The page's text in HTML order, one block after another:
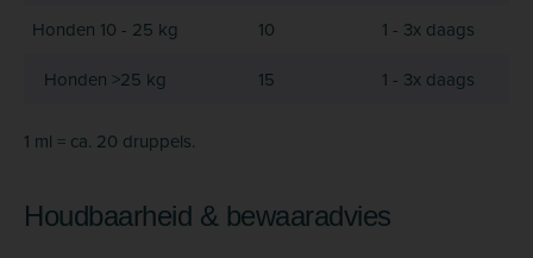
Honden 10 - 25 kg 10
1 - 3x daags
Honden >25 kg
15 1 - 3x daags
1 ml = ca. 20 druppels.
Houdbaarheid & bewaaradvies